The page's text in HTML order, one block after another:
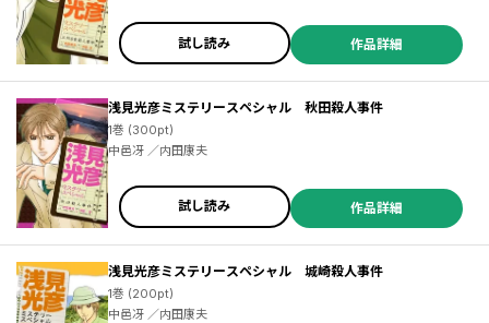
試し読み 作品詳細
浅見光彦ミステリースペシャル 秋田殺人事件
1巻 (300pt)
中邑冴 ／内田康夫
試し読み 作品詳細
浅見光彦ミステリースペシャル 城崎殺人事件
1巻 (200pt)
中邑冴 ／内田康夫